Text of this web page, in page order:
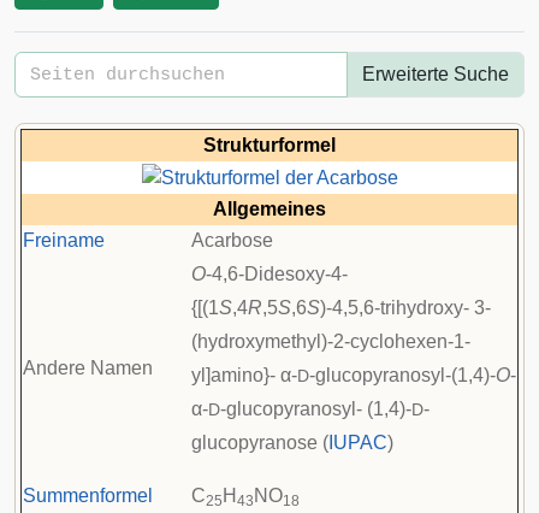
Erweiterte Suche
Strukturformel
Allgemeines
Freiname
Acarbose
Andere Namen
O-4,6-Didesoxy-4-
{[(1S,4R,5S,6S)-4,5,6-trihydroxy- 3-
(hydroxymethyl)-2-cyclohexen-1-
yl]amino}- α-D-glucopyranosyl-(1,4)-O-
α-D-glucopyranosyl- (1,4)-D-
glucopyranose ( IUPAC)
Summenformel C25 H 43 NO18